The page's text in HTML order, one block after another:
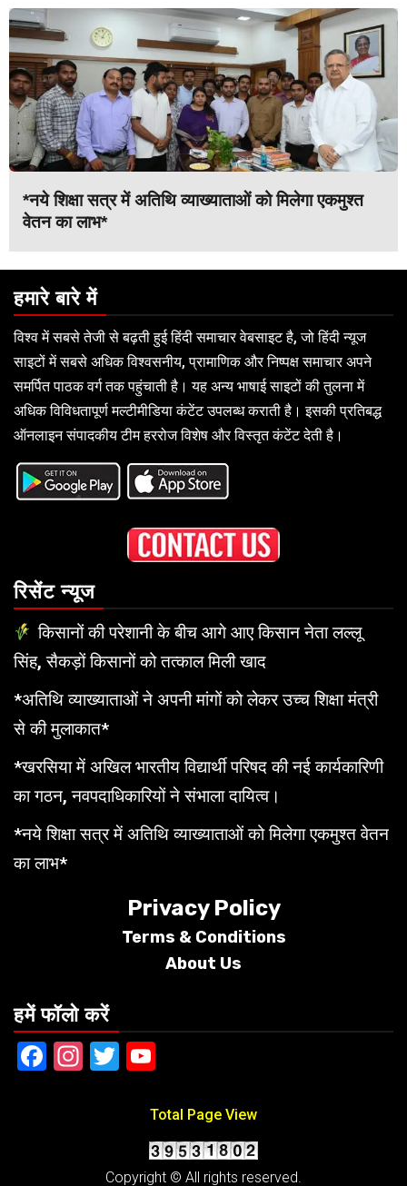
*नये शिक्षा सत्र में अतिथि व्याख्याताओं को मिलेगा एकमुश्त
वेतन का लाभ*
हमारे बारे में
विश्व में सबसे तेजी से बढ़ती हुई हिंदी समाचार वेबसाइट है, जो हिंदी न्यूज
साइटों में सबसे अधिक विश्वसनीय, प्रामाणिक और निष्पक्ष समाचार अपने
समर्पित पाठक वर्ग तक पहुंचाती है। यह अन्य भाषाई साइटों की तुलना में
अधिक विविधतापूर्ण मल्टीमीडिया कंटेंट उपलब्ध कराती है। इसकी प्रतिबद्ध
ऑनलाइन संपादकीय टीम हररोज विशेष और विस्तृत कंटेंट देती है।
रिसेंट न्यूज
किसानों की परेशानी के बीच आगे आए किसान नेता लल्लू
सिंह, सैकड़ों किसानों को तत्काल मिली खाद
*अतिथि व्याख्याताओं ने अपनी मांगों को लेकर उच्च शिक्षा मंत्री
से की मुलाकात*
*खरसिया में अखिल भारतीय विद्यार्थी परिषद की नई कार्यकारिणी
का गठन, नवपदाधिकारियों ने संभाला दायित्व।
*नये शिक्षा सत्र में अतिथि व्याख्याताओं को मिलेगा एकमुश्त वेतन
का लाभ*
Privacy Policy
Terms & Conditions
About Us
हमें फॉलो करें
Facebook
Instagram
Twitter
Total Page View
Copyright © All rights reserved.